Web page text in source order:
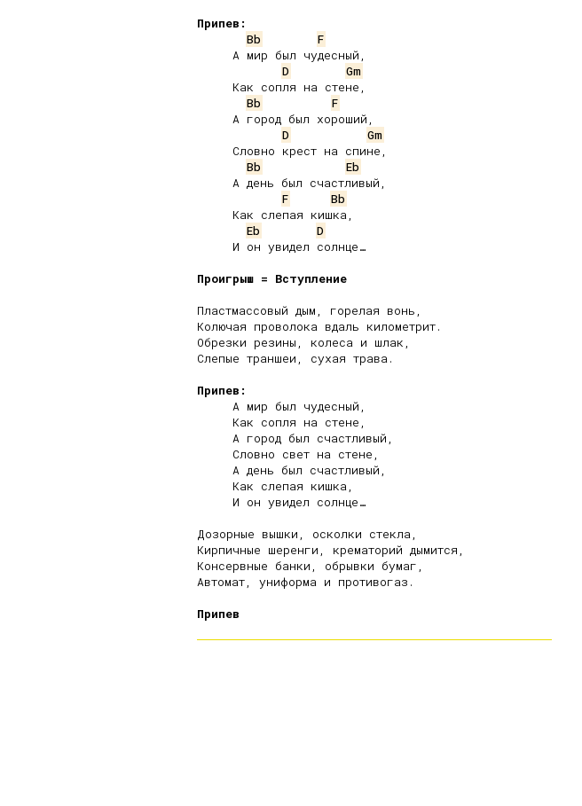
Припев:
Bb
F
     А мир был чудесный,
D
Gm
     Как сопля на стене,
Bb
F
     А город был хороший,
D
Gm
     Словно крест на спине,
Bb
Eb
     А день был счастливый,
F
Bb
     Как слепая кишка,
Eb
D
     И он увидел солнце…
Проигрыш = Вступление
Пластмассовый дым, горелая вонь,
Колючая проволока вдаль километрит.
Обрезки резины, колеса и шлак,
Слепые траншеи, сухая трава.
Припев:
     А мир был чудесный,
     Как сопля на стене,
     А город был счастливый,
     Словно свет на стене,
     А день был счастливый,
     Как слепая кишка,
     И он увидел солнце…
Дозорные вышки, осколки стекла,
Кирпичные шеренги, крематорий дымится,
Консервные банки, обрывки бумаг,
Автомат, униформа и противогаз.
Припев